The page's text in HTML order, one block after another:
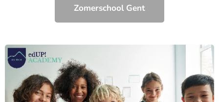
Zomerschool Gent